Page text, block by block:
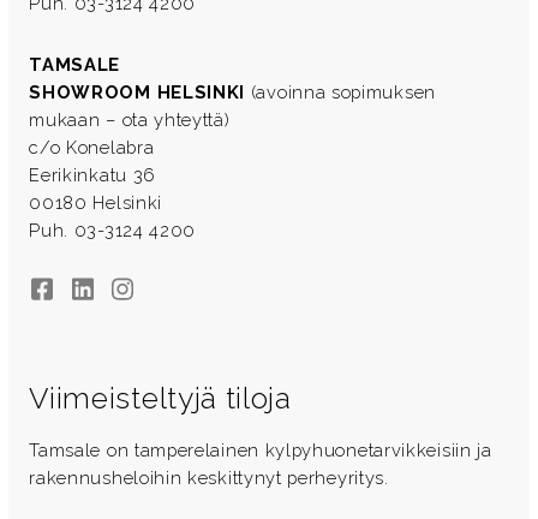
TAMSALE
SHOWROOM HELSINKI (avoinna sopimuksen
mukaan – ota yhteyttä)
c/o Konelabra
Eerikinkatu 36
00180 Helsinki
Puh. 03-3124 4200
FacebookLinkedInInstagram
Viimeisteltyjä tiloja
Tamsale on tamperelainen kylpyhuonetarvikkeisiin ja
rakennusheloihin keskittynyt perheyritys.